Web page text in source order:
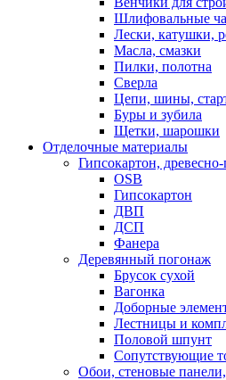
Шлифовальные
Лески, катушки,
Масла, смазки
Пилки, полотна
Сверла
Цепи, шины,
Буры и зубила
Щетки, шарошки
Отделочные материалы
Гипсокартон,
OSB
Гипсокартон
ДВП
ДСП
Фанера
Деревянный погонаж
Брусок сухой
Вагонка
Доборные
Лестницы и
Половой шпунт
Сопутствующие
Обои, стеновые